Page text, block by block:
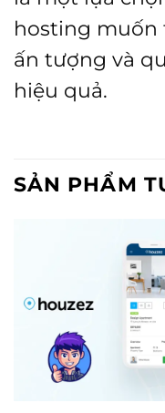
hosting muốn
ấn tượng và
hiệu quả.
SẢN PHẨM